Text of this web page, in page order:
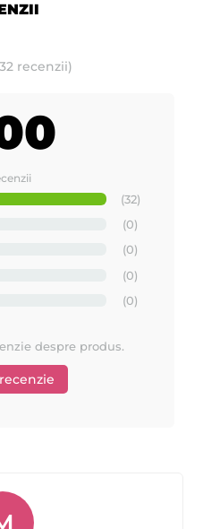
recenzii)
(32)
(0)
(0)
(0)
(0)
despre produs.